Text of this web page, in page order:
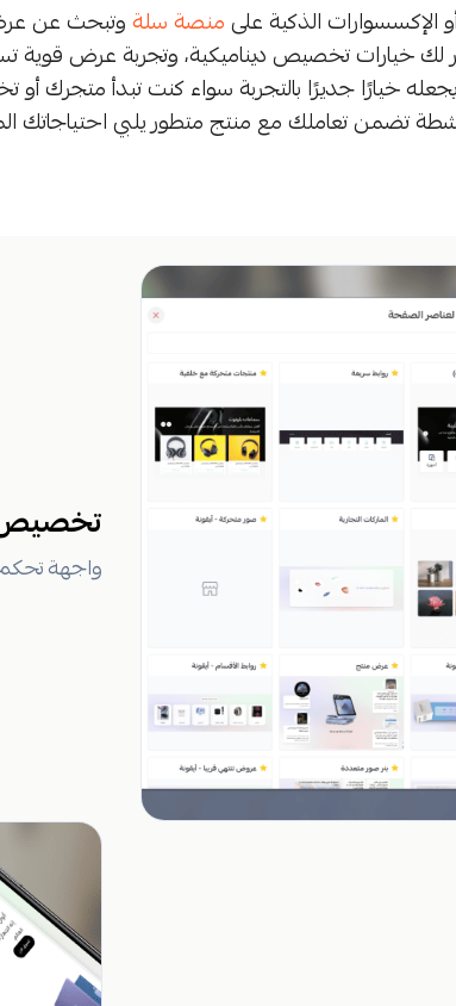
الإكسسوارات الذكية علىمنصة سلةوتبحث عن
لك خيارات تخصيص ديناميكية، وتجربة عرض قوية
خيارًا جديرًا بالتجربة سواء كنت تبدأ متجرك أو
تضمن تعاملك مع منتج متطور يلبي احتياجاتك
واجهة